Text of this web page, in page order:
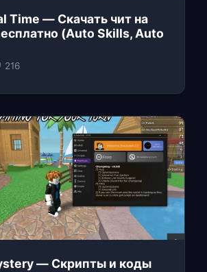
Time — Скачать чит на
(Auto Skills, Auto
216
— Скрипты и коды